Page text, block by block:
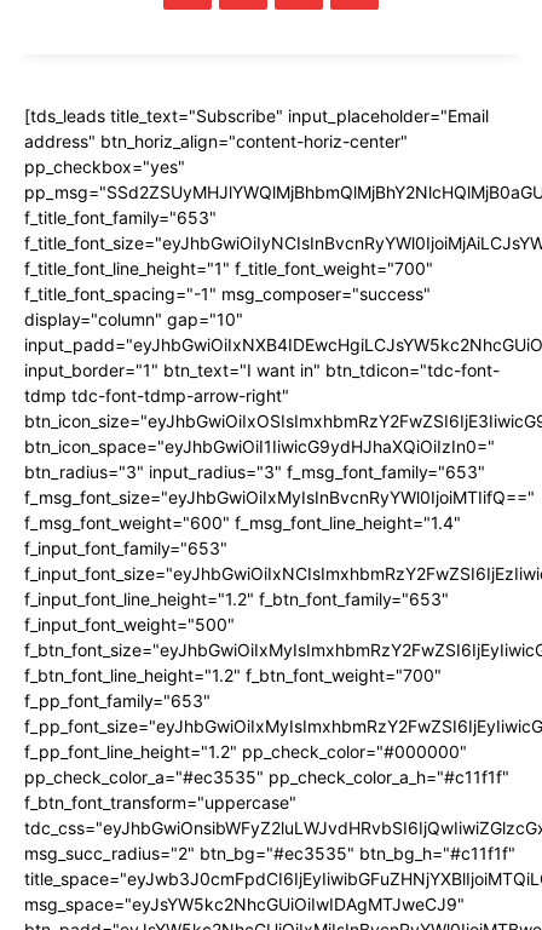
[tds_leads title_text="Subscribe" input_placeholder="Email
address" btn_horiz_align="content-horiz-center"
pp_checkbox="yes"
f_title_font_family="653"
f_title_font_line_height="1" f_title_font_weight="700"
f_title_font_spacing="-1" msg_composer="success"
display="column" gap="10"
input_border="1" btn_text="I want in" btn_tdicon="tdc-font-
tdmp tdc-font-tdmp-arrow-right"
btn_icon_space="eyJhbGwiOiI1IiwicG9ydHJhaXQiOiIzIn0="
btn_radius="3" input_radius="3" f_msg_font_family="653"
f_msg_font_size="eyJhbGwiOiIxMyIsInBvcnRyYWl0IjoiMTIifQ=="
f_msg_font_weight="600" f_msg_font_line_height="1.4"
f_input_font_family="653"
f_input_font_line_height="1.2" f_btn_font_family="653"
f_input_font_weight="500"
f_btn_font_line_height="1.2" f_btn_font_weight="700"
f_pp_font_family="653"
f_pp_font_line_height="1.2" pp_check_color="#000000"
pp_check_color_a="#ec3535" pp_check_color_a_h="#c11f1f"
f_btn_font_transform="uppercase"
msg_succ_radius="2" btn_bg="#ec3535" btn_bg_h="#c11f1f"
msg_space="eyJsYW5kc2NhcGUiOiIwIDAgMTJweCJ9"